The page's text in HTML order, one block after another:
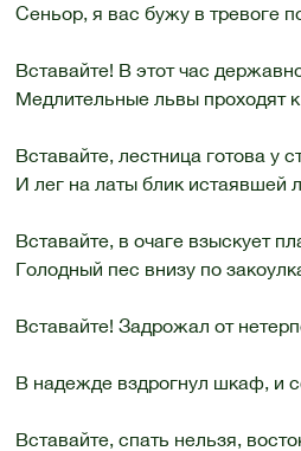
Сеньор, я вас бужу в тревоге
Вставайте! В этот час
Медлительные львы проходят
Вставайте, лестница готова у
И лег на латы блик истаявшей
Вставайте, в очаге взыскует
Голодный пес внизу по
Вставайте! Задрожал от
В надежде вздрогнул шкаф, и
Вставайте, спать нельзя,